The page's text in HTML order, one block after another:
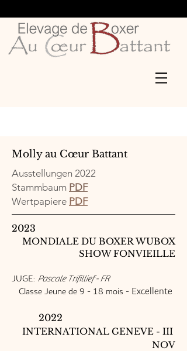
Molly au Cœur Battant
Ausstellungen 2022
Stammbaum PDF
Wertpapiere PDF
2023
MONDIALE DU BOXER WUBOX
SHOW FONVIEILLE
JUGE: Pascale Trifillief- FR
Classe Jeune de 9 - 18 mois - Excellente
2022
INTERNATIONAL GENEVE - III
NOV